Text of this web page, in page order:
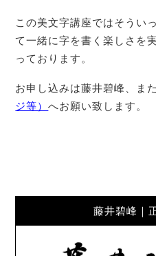
この美文字講座ではそうい
て一緒に字を書く楽しさを
っております。
お申し込みは藤井碧峰、ま
ジ等）へお願い致します。
藤井碧峰｜